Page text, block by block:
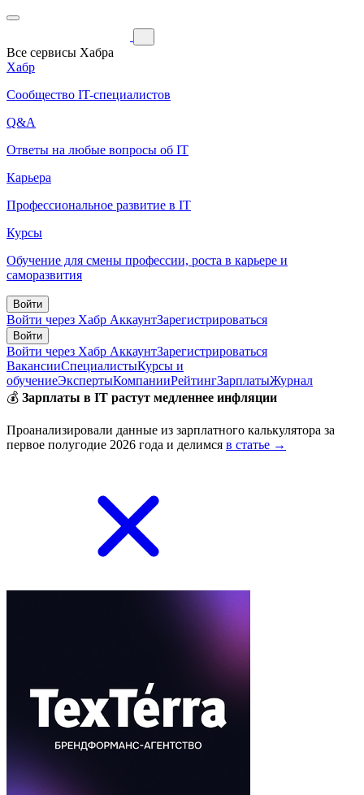
Все сервисы Хабра
Хабр
Сообщество IT-специалистов
Q&A
Ответы на любые вопросы об IT
Карьера
Профессиональное развитие в IT
Курсы
Обучение для смены профессии, роста в карьере и
саморазвития
Войти
Войти через Хабр АккаунтЗарегистрироваться
Войти
Войти через Хабр АккаунтЗарегистрироваться
ВакансииСпециалистыКурсы и
обучениеЭкспертыКомпанииРейтингЗарплатыЖурнал
💰 Зарплаты в IT растут медленнее инфляции
Проанализировали данные из зарплатного калькулятора за
первое полугодие 2026 года и делимся в статье →